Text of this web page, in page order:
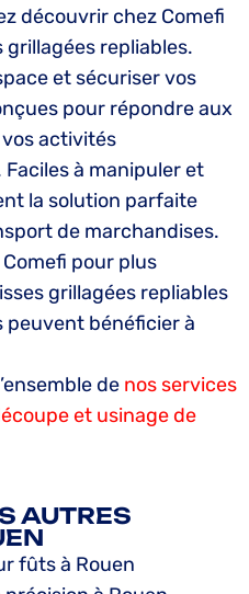
découvrir chez Comefi
repliables.
et sécuriser vos
pour répondre aux
activités
à manipuler et
la solution parfaite
de marchandises.
pour plus
grillagées repliables
peuvent bénéficier à
de nos services
et usinage de
AUTRES
fûts à Rouen